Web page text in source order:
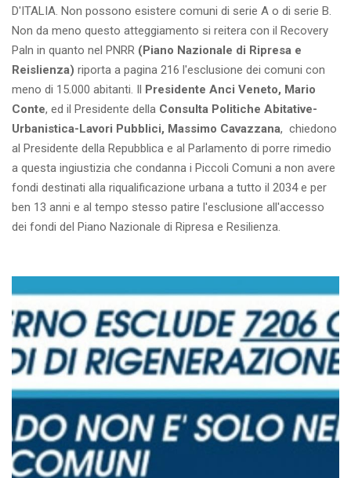
D'ITALIA. Non possono esistere comuni di serie A o di serie B.
Non da meno questo atteggiamento si reitera con il Recovery
Paln in quanto nel PNRR (Piano Nazionale di Ripresa e
Reislienza) riporta a pagina 216 l'esclusione dei comuni con
meno di 15.000 abitanti. Il
Presidente Anci Veneto, Mario
Conte, ed il Presidente della Consulta Politiche Abitative-
Urbanistica-Lavori Pubblici, Massimo Cavazzana, chiedono
al Presidente della Repubblica e al Parlamento di porre rimedio
a questa ingiustizia che condanna i Piccoli Comuni a non avere
fondi destinati alla riqualificazione urbana a tutto il 2034 e per
ben 13 anni e al tempo stesso patire l'esclusione all'accesso
dei fondi del Piano Nazionale di Ripresa e Resilienza.